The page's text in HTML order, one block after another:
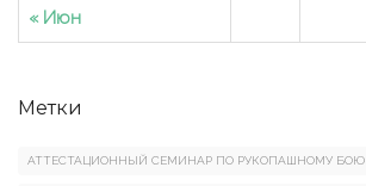
« Июн
Метки
АТТЕСТАЦИОННЫЙ СЕМИНАР ПО РУКОПАШНОМУ БОЮ